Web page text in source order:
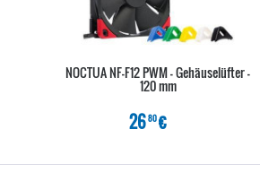
NOCTUA NF-F12 PWM - Gehäuselüfter -
120 mm
2680€